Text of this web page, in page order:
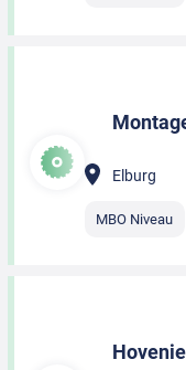
Elburg
MBO Niveau